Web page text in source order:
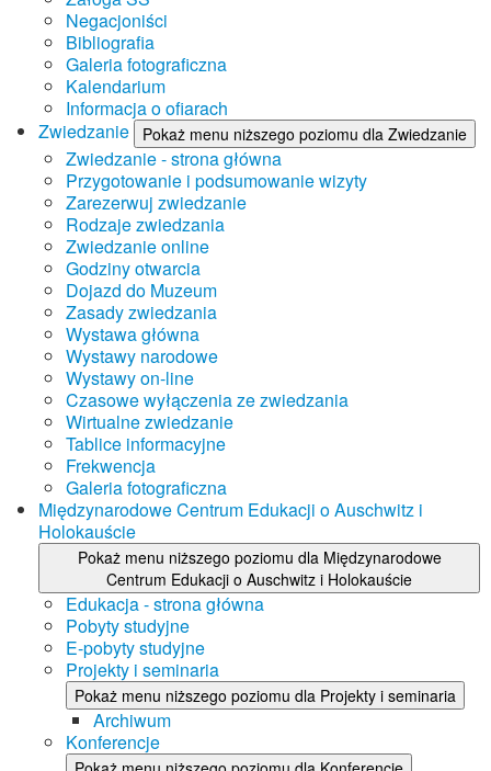
Negacjoniści
Bibliografia
Galeria fotograficzna
Kalendarium
Informacja o ofiarach
Zwiedzanie
Pokaż menu niższego poziomu dla Zwiedzanie
Zwiedzanie - strona główna
Przygotowanie i podsumowanie wizyty
Zarezerwuj zwiedzanie
Rodzaje zwiedzania
Zwiedzanie online
Godziny otwarcia
Dojazd do Muzeum
Zasady zwiedzania
Wystawa główna
Wystawy narodowe
Wystawy on-line
Czasowe wyłączenia ze zwiedzania
Wirtualne zwiedzanie
Tablice informacyjne
Frekwencja
Galeria fotograficzna
Międzynarodowe Centrum Edukacji o Auschwitz i
Holokauście
Pokaż menu niższego poziomu dla Międzynarodowe
Centrum Edukacji o Auschwitz i Holokauście
Edukacja - strona główna
Pobyty studyjne
E-pobyty studyjne
Projekty i seminaria
Pokaż menu niższego poziomu dla Projekty i seminaria
Archiwum
Konferencje